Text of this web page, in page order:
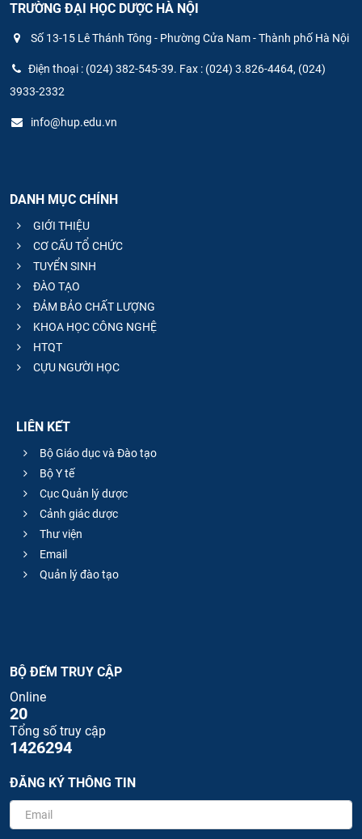
TRƯỜNG ĐẠI HỌC DƯỢC HÀ NỘI
Số 13-15 Lê Thánh Tông - Phường Cửa Nam - Thành phố Hà Nội
Điện thoại : (024) 382-545-39. Fax : (024) 3.826-4464, (024)
3933-2332
info@hup.edu.vn
DANH MỤC CHÍNH
GIỚI THIỆU
CƠ CẤU TỔ CHỨC
TUYỂN SINH
ĐÀO TẠO
ĐẢM BẢO CHẤT LƯỢNG
KHOA HỌC CÔNG NGHỆ
HTQT
CỰU NGƯỜI HỌC
LIÊN KẾT
Bộ Giáo dục và Đào tạo
Bộ Y tế
Cục Quản lý dược
Cảnh giác dược
Thư viện
Email
Quản lý đào tạo
BỘ ĐẾM TRUY CẬP
Online
20
Tổng số truy cập
1426294
ĐĂNG KÝ THÔNG TIN